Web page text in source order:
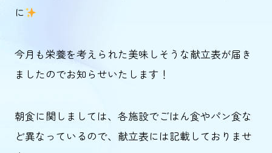
に
今月も栄養を考えられた美味しそうな献立表が届き
ましたのでお知らせいたします！
朝食に関しましては、各施設でごはん食やパン食な
ど異なっているので、献立表には記載しておりませ